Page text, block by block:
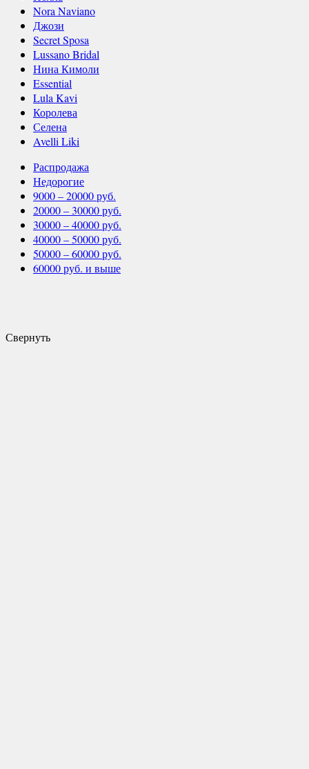
Nora Naviano
Джози
Secret Sposa
Lussano Bridal
Нина Кимоли
Essential
Lula Kavi
Королева
Селена
Avelli Liki
Распродажа
Недорогие
9000 – 20000 руб.
20000 – 30000 руб.
30000 – 40000 руб.
40000 – 50000 руб.
50000 – 60000 руб.
60000 руб. и выше
Свернуть